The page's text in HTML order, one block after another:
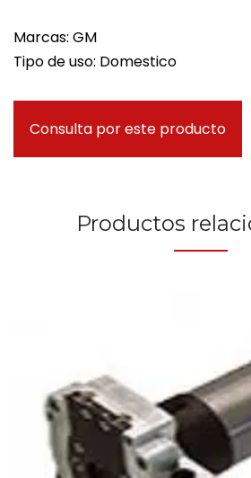
Marcas: GM
Tipo de uso: Domestico
Consulta por este producto
Productos